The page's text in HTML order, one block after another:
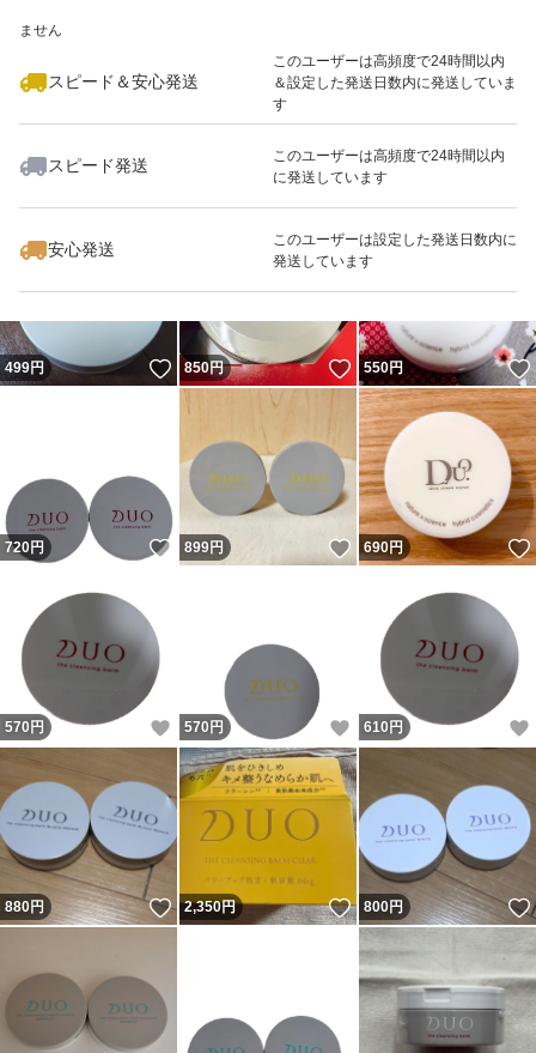
ません
スピード＆安心発送
このユーザーは高頻度で24時間以内
＆設定した発送日数内に発送していま
す
スピード発送
このユーザーは高頻度で24時間以内
に発送しています
安心発送
このユーザーは設定した発送日数内に
発送しています
いいね！
2,130
499円 いいね！
850円 いいね！
550円
720円 いいね！
899円 いいね！
690円
570 円 いいね！
570 円 いいね！
610 円
880円 いいね！
2,350円 いいね！
800円